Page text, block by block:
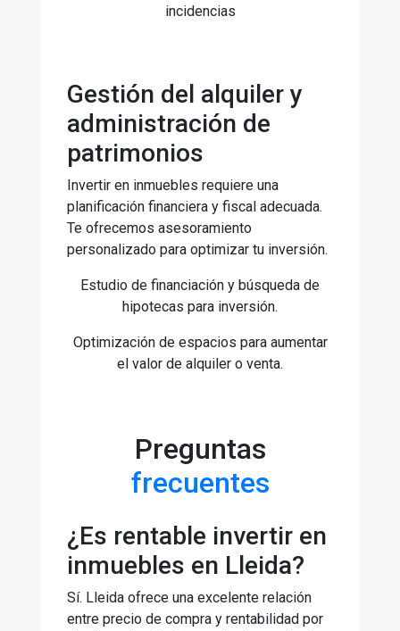
incidencias
Gestión del alquiler y
administración de
patrimonios
Invertir en inmuebles requiere una
planificación financiera y fiscal adecuada.
Te ofrecemos asesoramiento
personalizado para optimizar tu inversión.
Estudio de financiación y búsqueda de
hipotecas para inversión.
Optimización de espacios para aumentar
el valor de alquiler o venta.
Preguntas
frecuentes
¿Es rentable invertir en
inmuebles en Lleida?
Sí. Lleida ofrece una excelente relación
entre precio de compra y rentabilidad por